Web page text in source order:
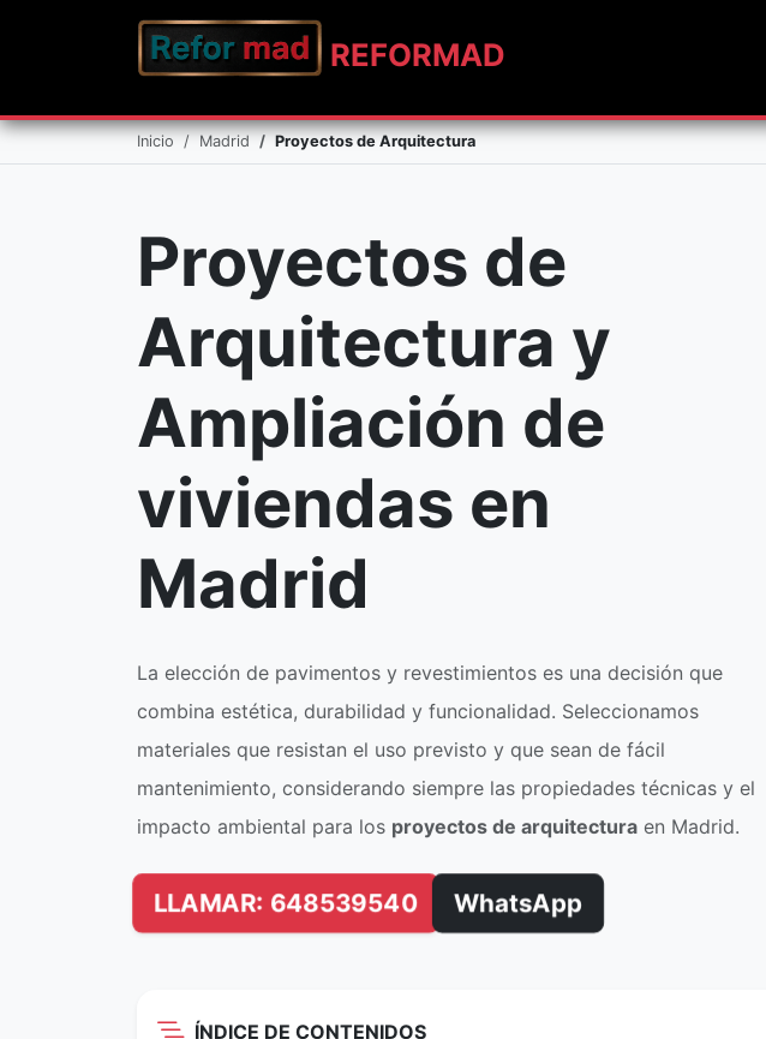
REFORMAD
Inicio Madrid Proyectos de Arquitectura
Proyectos de
Arquitectura y
Ampliación de
viviendas en
Madrid
La elección de pavimentos y revestimientos es una decisión que
combina estética, durabilidad y funcionalidad. Seleccionamos
materiales que resistan el uso previsto y que sean de fácil
mantenimiento, considerando siempre las propiedades técnicas y el
impacto ambiental para los proyectos de arquitectura en Madrid.
LLAMAR: 648539540 WhatsApp
ÍNDICE DE CONTENIDOS